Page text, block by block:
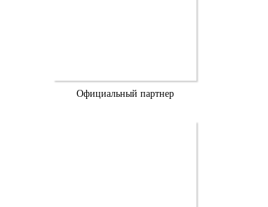
Официальный партнер